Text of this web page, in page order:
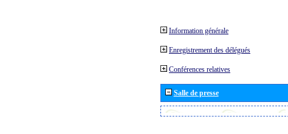
Information générale
Enregistrement des délégués
Conférences relatives
Salle de presse